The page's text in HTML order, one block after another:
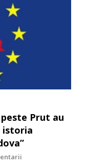
Prut au
istoria